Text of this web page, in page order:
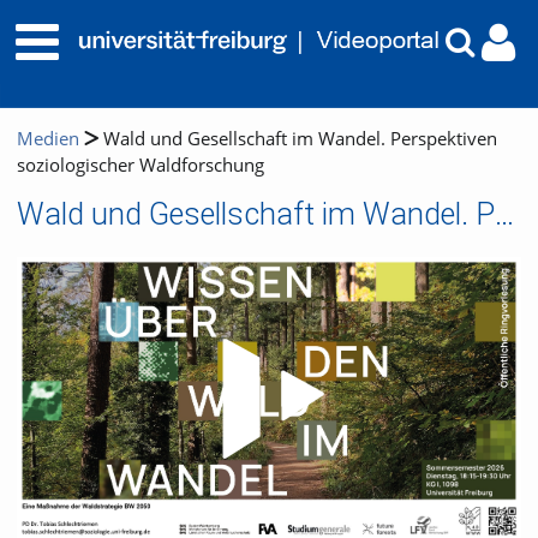
Medien
Wald und Gesellschaft im Wandel. Perspektiven
soziologischer Waldforschung
Wald und Gesellschaft im Wandel. Perspektiven soziologischer Waldforschung